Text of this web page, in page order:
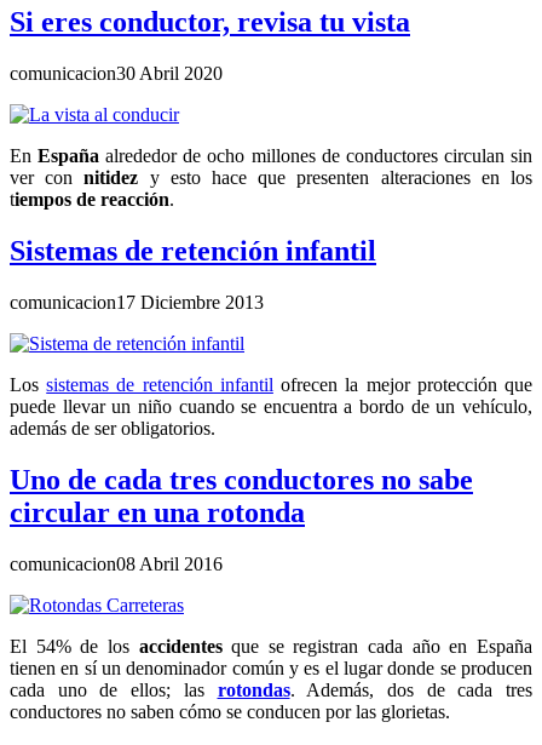
Si eres conductor, revisa tu vista
comunicacion30 Abril 2020
En España alrededor de ocho millones de conductores circulan sin
ver connitidez y esto hace que presenten alteraciones en los
tiempos de reacción.
Sistemas de retención infantil
comunicacion17 Diciembre 2013
Lossistemas de retención infantil ofrecen la mejor protección que
puede llevar un niño cuando se encuentra a bordo de un vehículo,
además de ser obligatorios.
Uno de cada tres conductores no sabe
circular en una rotonda
comunicacion08 Abril 2016
El 54% de los accidentesque se registran cada año en España
tienen en sí un denominador común y es el lugar donde se producen
cada uno de ellos; las rotondas. Además, dos de cada tres
conductores no saben cómo se conducen por las glorietas.